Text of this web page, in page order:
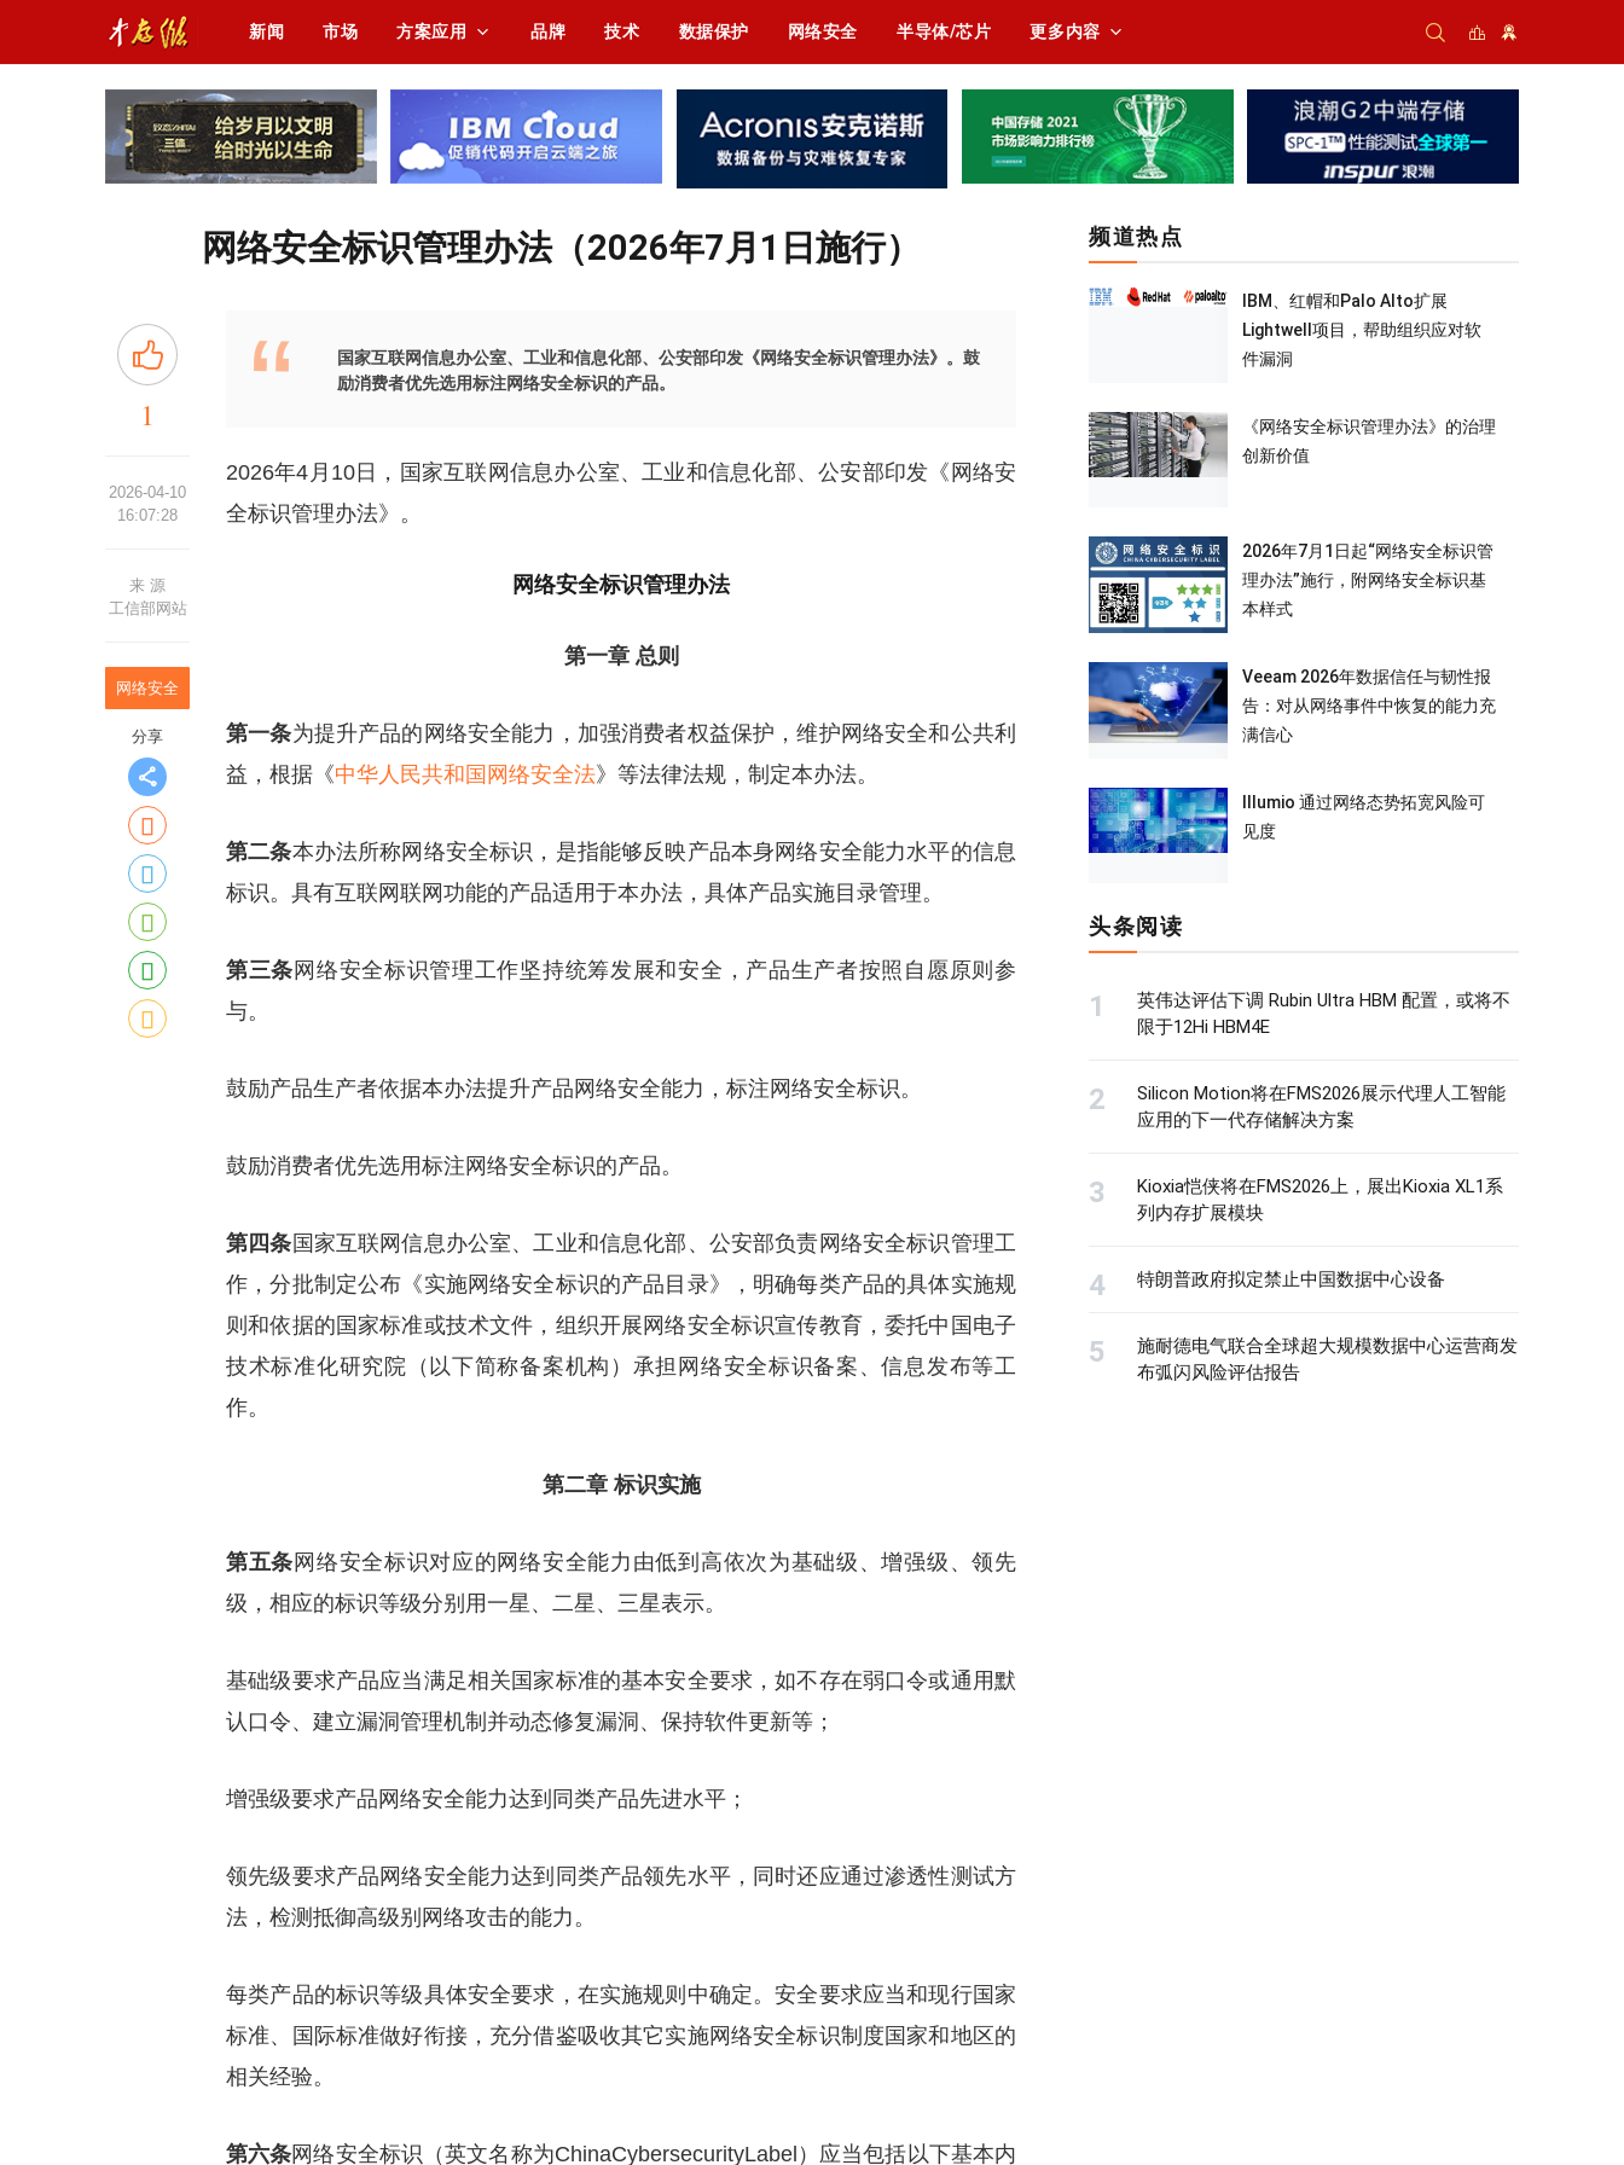
新闻 市场 方案应用 品牌 技术 数据保护 网络安全 半导体/芯片 更多内容
网络安全标识管理办法（2026年7月1日施行）
1
2026-04-10
16:07:28
来 源
工信部网站
网络安全
分享
国家互联网信息办公室、工业和信息化部、公安部印发《网络安全标识管理办法》。鼓
励消费者优先选用标注网络安全标识的产品。
2026年4月10日，国家互联网信息办公室、工业和信息化部、公安部印发《网络安
全标识管理办法》。
网络安全标识管理办法
第一章 总则
第一条为提升产品的网络安全能力，加强消费者权益保护，维护网络安全和公共利
益，根据《中华人民共和国网络安全法》等法律法规，制定本办法。
第二条本办法所称网络安全标识，是指能够反映产品本身网络安全能力水平的信息
标识。具有互联网联网功能的产品适用于本办法，具体产品实施目录管理。
第三条 网络安全标识管理工作坚持统筹发展和安全，产品生产者按照自愿原则参
与。
鼓励产品生产者依据本办法提升产品网络安全能力，标注网络安全标识。
鼓励消费者优先选用标注网络安全标识的产品。
第四条 国家互联网信息办公室、工业和信息化部、公安部负责网络安全标识管理工
作，分批制定公布《实施网络安全标识的产品目录》，明确每类产品的具体实施规
则和依据的国家标准或技术文件，组织开展网络安全标识宣传教育，委托中国电子
技术标准化研究院（以下简称备案机构）承担网络安全标识备案、信息发布等工
作。
第二章 标识实施
第五条 网络安全标识对应的网络安全能力由低到高依次为基础级、增强级、领先
级，相应的标识等级分别用一星、二星、三星表示。
基础级要求产品应当满足相关国家标准的基本安全要求，如不存在弱口令或通用默
认口令、建立漏洞管理机制并动态修复漏洞、保持软件更新等；
增强级要求产品网络安全能力达到同类产品先进水平；
领先级要求产品网络安全能力达到同类产品领先水平，同时还应通过渗透性测试方
法，检测抵御高级别网络攻击的能力。
每类产品的标识等级具体安全要求，在实施规则中确定。安全要求应当和现行国家
标准、国际标准做好衔接，充分借鉴吸收其它实施网络安全标识制度国家和地区的
相关经验。
第六条网络安全标识（英文名称为ChinaCybersecurityLabel）应当包括以下基本内
频道热点
IBM、红帽和Palo Alto扩展
Lightwell项目，帮助组织应对软
件漏洞
《网络安全标识管理办法》的治理
创新价值
2026年7月1日起“网络安全标识管
理办法”施行，附网络安全标识基
本样式
Veeam 2026年数据信任与韧性报
告：对从网络事件中恢复的能力充
满信心
Illumio 通过网络态势拓宽风险可
见度
头条阅读
英伟达评估下调 Rubin Ultra HBM 配置，或将不
限于12Hi HBM4E
Silicon Motion将在FMS2026展示代理人工智能
应用的下一代存储解决方案
Kioxia恺侠将在FMS2026上，展出Kioxia XL1系
列内存扩展模块
特朗普政府拟定禁止中国数据中心设备
施耐德电气联合全球超大规模数据中心运营商发
布弧闪风险评估报告